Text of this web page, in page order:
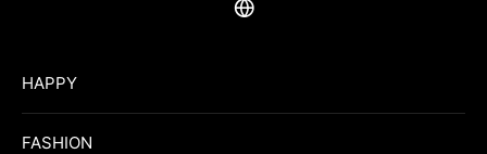
HAPPY
FASHION